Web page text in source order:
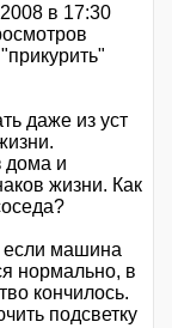
в 17:30
даже из уст
дома и
жизни. Как
если машина
нормально, в
кончилось.
подсветку